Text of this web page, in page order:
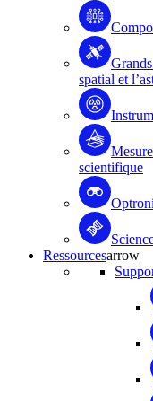
spatial et
scientifique
Ressourcesarrow